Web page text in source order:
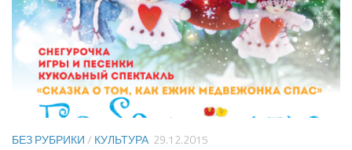
БЕЗ РУБРИКИ/ КУЛЬТУРА 29.12.2015